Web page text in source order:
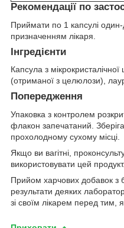
Рекомендації по
Приймати по 1 капсулі
призначенням лікаря.
Інгредієнти
Капсула з
(отриманої з целюлози),
Попередження
Упаковка з контролем
флакон запечатаний.
прохолодному сухому місці.
Якщо ви вагітні,
використовувати цей продукт.
Прийом харчових добавок з
результати деяких
зі своїм лікарем перед тим,